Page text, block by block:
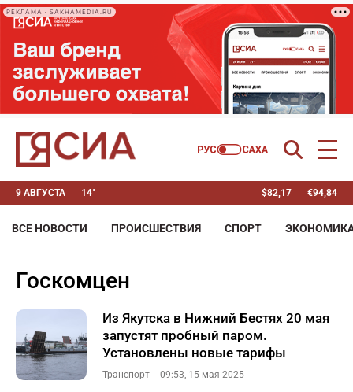
РЕКЛАМА • SAKHAMEDIA.RU
9 АВГУСТА 14° $82,17 €94,84
ВСЕ НОВОСТИ ПРОИСШЕСТВИЯ СПОРТ
Госкомцен
Из Якутска в Нижний Бестях 20 мая
запустят пробный паром.
Установлены новые тарифы
Транспорт 09:53, 15 мая 2025